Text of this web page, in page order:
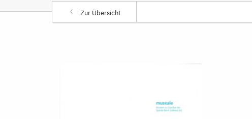
Zur Übersicht